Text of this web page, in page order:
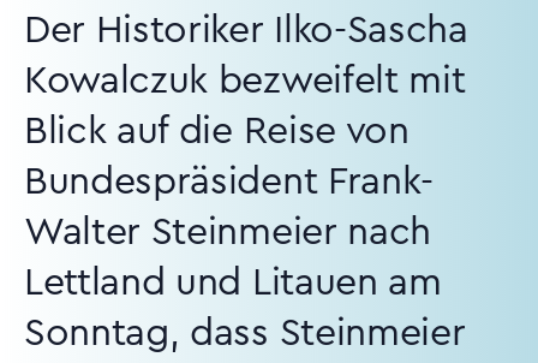
Der Historiker Ilko-Sascha
Kowalczuk bezweifelt mit
Blick auf die Reise von
Bundespräsident Frank-
Walter Steinmeier nach
Lettland und Litauen am
Sonntag, dass Steinmeier